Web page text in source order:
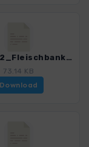
Karw_22_Fleischbank_4484_11.gpx
73.14 KB
Download